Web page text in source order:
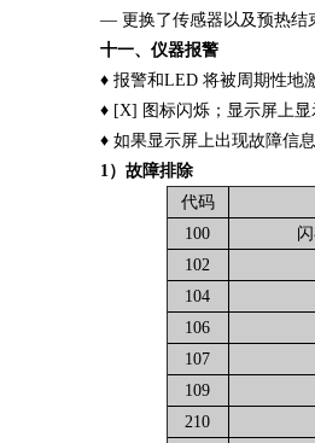
— 更换了传感器以及预热结
十一、仪器报警
♦ 报警和LED 将被周期性地
♦ [X] 图标闪烁；显示屏上
♦ 如果显示屏上出现故障信
1）故障排除
代码
100
102
104
106
107
109
210